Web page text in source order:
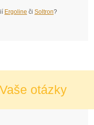
Ergoline či Soltron?
otázky